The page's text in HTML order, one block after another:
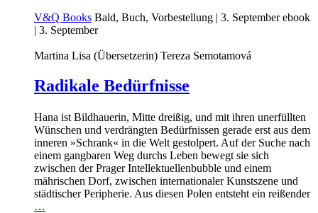
V&Q Books Bald, Buch, Vorbestellung | 3. September ebook
| 3. September
Martina Lisa (Übersetzerin) Tereza Semotamová
Radikale Bedürfnisse
Hana ist Bildhauerin, Mitte dreißig, und mit ihren unerfüllten
Wünschen und verdrängten Bedürfnissen gerade erst aus dem
inneren »Schrank« in die Welt gestolpert. Auf der Suche nach
einem gangbaren Weg durchs Leben bewegt sie sich
zwischen der Prager Intellektuellenbubble und einem
mährischen Dorf, zwischen internationaler Kunstszene und
städtischer Peripherie. Aus diesen Polen entsteht ein reißender
…